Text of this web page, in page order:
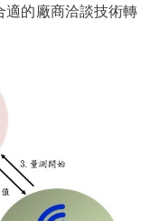
適的廠商洽談技術轉